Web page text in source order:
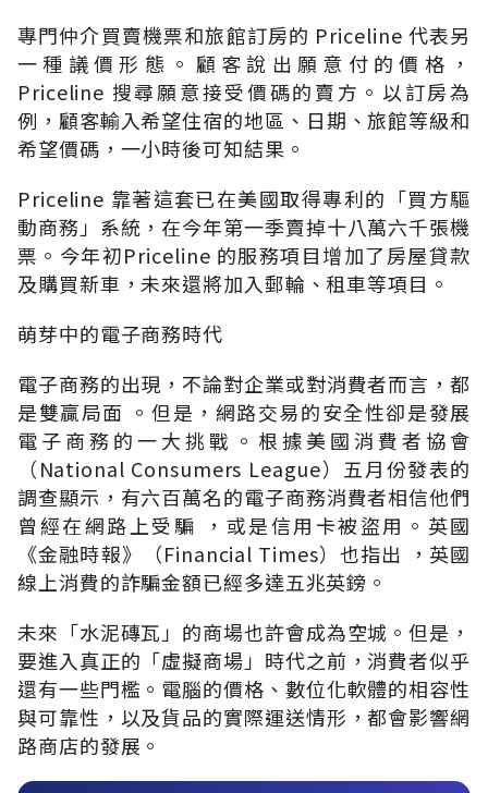
專門仲介買賣機票和旅館訂房的 Priceline 代表另
一種議價形態。顧客說出願意付的價格，
Priceline 搜尋願意接受價碼的賣方。以訂房為
例，顧客輸入希望住宿的地區、日期、旅館等級和
希望價碼，一小時後可知結果。
Priceline 靠著這套已在美國取得專利的「買方驅
動商務」系統，在今年第一季賣掉十八萬六千張機
票。今年初Priceline 的服務項目增加了房屋貸款
及購買新車，未來還將加入郵輪、租車等項目。
萌芽中的電子商務時代
電子商務的出現，不論對企業或對消費者而言，都
是雙贏局面 。但是，網路交易的安全性卻是發展
電子商務的一大挑戰。根據美國消費者協會
（National Consumers League）五月份發表的
調查顯示，有六百萬名的電子商務消費者相信他們
曾經在網路上受騙 ，或是信用卡被盜用。英國
《金融時報》（Financial Times）也指出 ，英國
線上消費的詐騙金額已經多達五兆英鎊。
未來「水泥磚瓦」的商場也許會成為空城。但是，
要進入真正的「虛擬商場」時代之前，消費者似乎
還有一些門檻。電腦的價格、數位化軟體的相容性
與可靠性，以及貨品的實際運送情形，都會影響網
路商店的發展。